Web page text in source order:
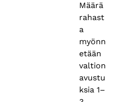
Määrä
rahast
a
myönn
etään
valtion
avustu
ksia 1–